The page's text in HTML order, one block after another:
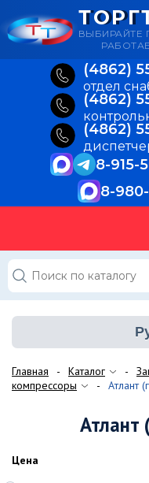
(4862)
отдел
(4862)
(4862)
8-915-
8-
ВЫБИРАЙТЕ
Главная Каталог
компрессоры
Атлант
Атлант
Цена